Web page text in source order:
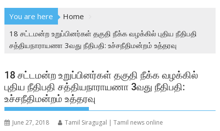
You are here
Home
18 சட்டமன்ற உறுப்பினர்கள் தகுதி நீக்க வழக்கில் புதிய நீதிபதி
சத்தியநாராயணா 3வது நீதிபதி: உச்சநீதிமன்றம் உத்தரவு
18 சட்டமன்ற உறுப்பினர்கள் தகுதி நீக்க வழக்கில்
புதிய நீதிபதி சத்தியநாராயணா 3வது நீதிபதி:
உச்சநீதிமன்றம் உத்தரவு
June 27, 2018 Tamil Siragugal | Tamil news online